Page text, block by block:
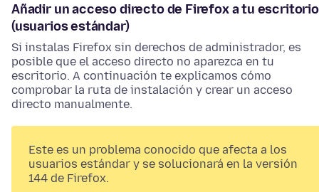
Añadir un acceso directo de Firefox a tu escritorio
(usuarios estándar)
Si instalas Firefox sin derechos de administrador, es
posible que el acceso directo no aparezca en tu
escritorio. A continuación te explicamos cómo
comprobar la ruta de instalación y crear un acceso
directo manualmente.
Este es un problema conocido que afecta a los
usuarios estándar y se solucionará en la versión
144 de Firefox.